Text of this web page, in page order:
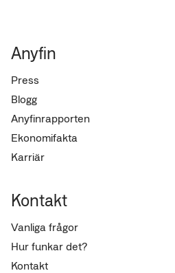
Anyfin
Press
Blogg
Anyfinrapporten
Ekonomifakta
Karriär
Kontakt
Vanliga frågor
Hur funkar det?
Kontakt